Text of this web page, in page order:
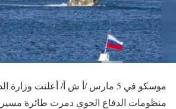
موسكو في 5 مارس /أ ش أ/ أعلنت
منظومات الدفاع الجوي دمرت طائرة